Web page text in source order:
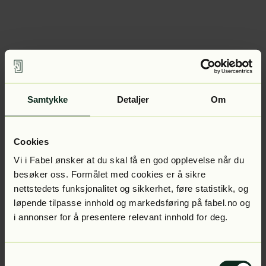
Samtykke Detaljer Om
Cookies
Vi i Fabel ønsker at du skal få en god opplevelse når du
besøker oss. Formålet med cookies er å sikre
nettstedets funksjonalitet og sikkerhet, føre statistikk, og
løpende tilpasse innhold og markedsføring på fabel.no og
i annonser for å presentere relevant innhold for deg.